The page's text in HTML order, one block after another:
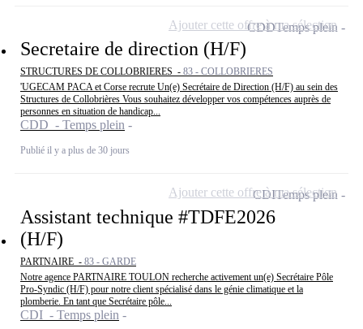
Secretaire de direction (H/F)
STRUCTURES DE COLLOBRIERES - 83 - COLLOBRIERES
'UGECAM PACA et Corse recrute Un(e) Secrétaire de Direction (H/F) au sein des
Structures de Collobrières Vous souhaitez développer vos compétences auprès de
personnes en situation de handicap...
CDD - Temps plein
Publié il y a plus de 30 jours
CDDTemps plein
Ajouter cette offre à ma sélection
Assistant technique #TDFE2026
(H/F)
PARTNAIRE - 83 - GARDE
Notre agence PARTNAIRE TOULON recherche activement un(e) Secrétaire Pôle
Pro-Syndic (H/F) pour notre client spécialisé dans le génie climatique et la
plomberie. En tant que Secrétaire pôle...
CDI - Temps plein
CDITemps plein
Ajouter cette offre à ma sélection